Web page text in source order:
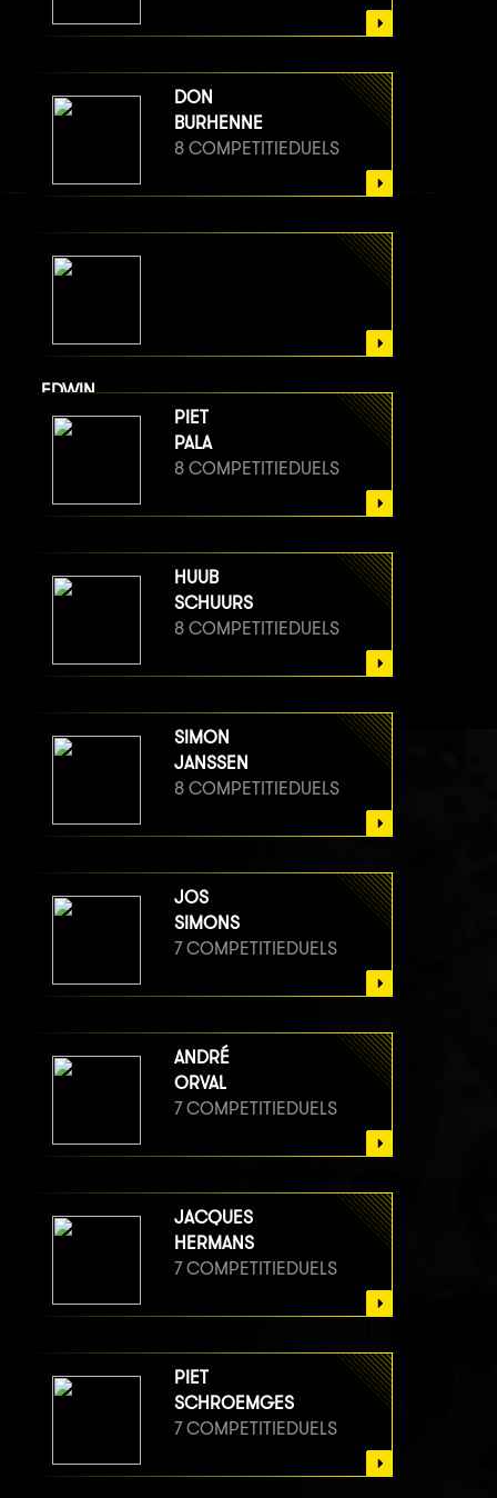
DON
BURHENNE
8 COMPETITIEDUELS
EDWIN
VAN BERGE HENEGOUWEN
8 COMPETITIEDUELS
PIET
PALA
8 COMPETITIEDUELS
HUUB
SCHUURS
8 COMPETITIEDUELS
SIMON
JANSSEN
8 COMPETITIEDUELS
JOS
SIMONS
7 COMPETITIEDUELS
ANDRÉ
ORVAL
7 COMPETITIEDUELS
JACQUES
HERMANS
7 COMPETITIEDUELS
PIET
SCHROEMGES
7 COMPETITIEDUELS